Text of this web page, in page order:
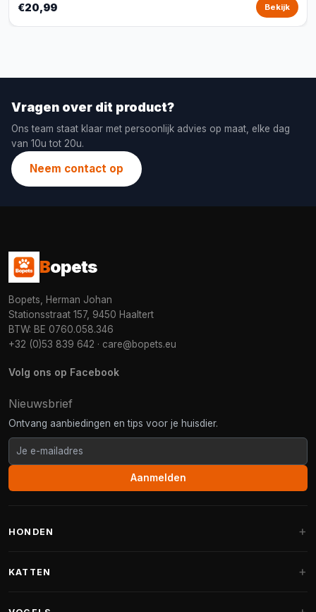
€20,99 Bekijk
Vragen over dit product?
Ons team staat klaar met persoonlijk advies op maat, elke dag
van 10u tot 20u.
Neem contact op
Bopets
Bopets, Herman Johan
Stationsstraat 157, 9450 Haaltert
BTW: BE 0760.058.346
+32 (0)53 839 642 · care@bopets.eu
Volg ons op Facebook
Nieuwsbrief
Ontvang aanbiedingen en tips voor je huisdier.
Aanmelden
HONDEN
KATTEN